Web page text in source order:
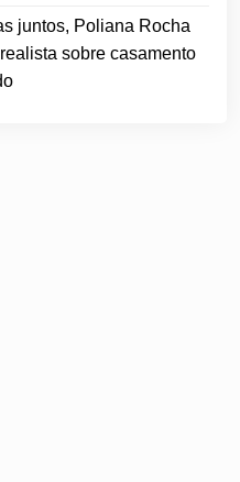
juntos, Poliana Rocha
sobre casamento